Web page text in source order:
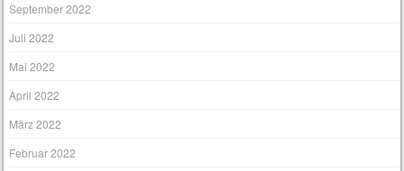
September 2022
Juli 2022
Mai 2022
April 2022
März 2022
Februar 2022